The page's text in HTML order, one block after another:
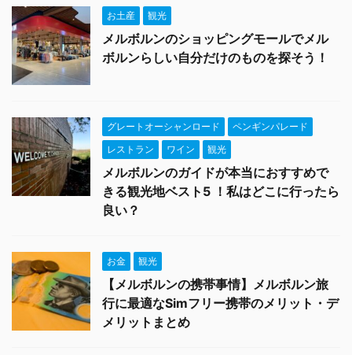
お土産 観光
メルボルンのショッピングモールでメル
ボルンらしい自分だけのものを探そう！
グレートオーシャンロード
ペンギンパレード
レストラン
ワイン 観光
メルボルンのガイドが本当におすすめで
きる観光地ベスト5 ！私はどこに行ったら
良い？
お金 観光
【メルボルンの携帯事情】メルボルン旅
行に最適なSimフリー携帯のメリット・デ
メリットまとめ